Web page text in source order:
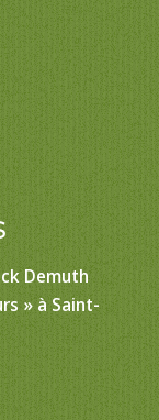
Demuth
» à Saint-